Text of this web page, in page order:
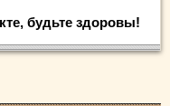
будьте здоровы!